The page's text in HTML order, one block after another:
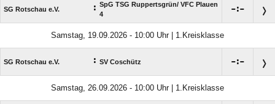
SG Rotschau e.V. : SpG TSG Ruppertsgrün/​ VFC Plauen
4
:
Samstag, 19.09.2026 - 10:00 Uhr | 1.Kreisklasse
SG Rotschau e.V. : SV Coschütz :
Samstag, 26.09.2026 - 10:00 Uhr | 1.Kreisklasse